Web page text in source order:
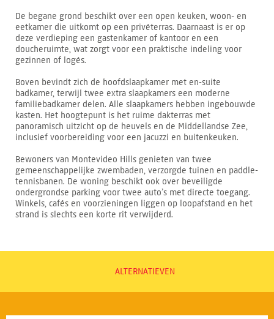
De begane grond beschikt over een open keuken, woon- en
eetkamer die uitkomt op een privéterras. Daarnaast is er op
deze verdieping een gastenkamer of kantoor en een
doucheruimte, wat zorgt voor een praktische indeling voor
gezinnen of logés.
Boven bevindt zich de hoofdslaapkamer met en-suite
badkamer, terwijl twee extra slaapkamers een moderne
familiebadkamer delen. Alle slaapkamers hebben ingebouwde
kasten. Het hoogtepunt is het ruime dakterras met
panoramisch uitzicht op de heuvels en de Middellandse Zee,
inclusief voorbereiding voor een jacuzzi en buitenkeuken.
Bewoners van Montevideo Hills genieten van twee
gemeenschappelijke zwembaden, verzorgde tuinen en paddle-
tennisbanen. De woning beschikt ook over beveiligde
ondergrondse parking voor twee auto’s met directe toegang.
Winkels, cafés en voorzieningen liggen op loopafstand en het
strand is slechts een korte rit verwijderd.
ALTERNATIEVEN